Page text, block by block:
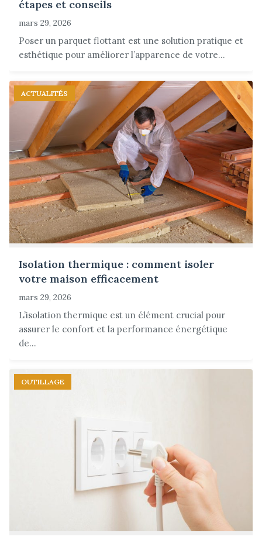
étapes et conseils
mars 29, 2026
Poser un parquet flottant est une solution pratique et
esthétique pour améliorer l’apparence de votre...
ACTUALITÉS
Isolation thermique : comment isoler
votre maison efficacement
mars 29, 2026
L’isolation thermique est un élément crucial pour
assurer le confort et la performance énergétique
de...
OUTILLAGE